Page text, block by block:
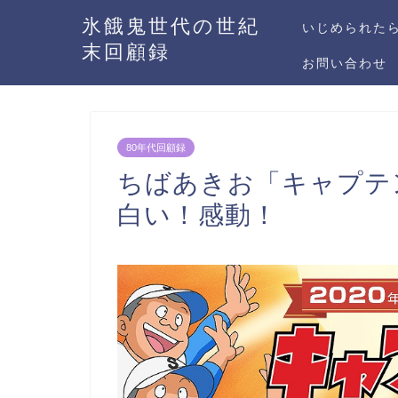
氷餓鬼世代の世紀
末回顧録
いじめられた
お問い合わせ
80年代回顧録
ちばあきお「キャプ
白い！感動！